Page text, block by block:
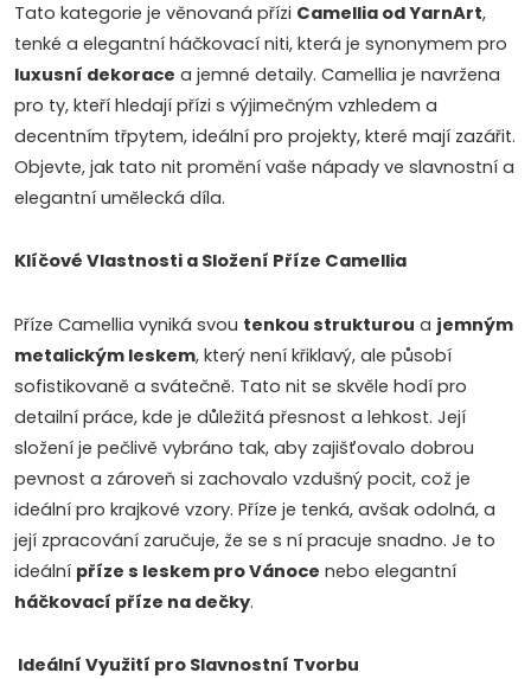
á
d
a
c
í
p
r
v
k
y
v
ý
p
i
Tato kategorie je věnovaná přízi Camellia od YarnArt,
tenké a elegantní háčkovací niti, která je synonymem pro
luxusní dekorace a jemné detaily. Camellia je navržena
pro ty, kteří hledají přízi s výjimečným vzhledem a
decentním třpytem, ideální pro projekty, které mají zazářit.
Objevte, jak tato nit promění vaše nápady ve slavnostní a
elegantní umělecká díla.
Klíčové Vlastnosti a Složení Příze Camellia
Příze Camellia vyniká svou tenkou strukturou a jemným
metalickým leskem, který není křiklavý, ale působí
sofistikovaně a svátečně. Tato nit se skvěle hodí pro
detailní práce, kde je důležitá přesnost a lehkost. Její
složení je pečlivě vybráno tak, aby zajišťovalo dobrou
pevnost a zároveň si zachovalo vzdušný pocit, což je
ideální pro krajkové vzory. Příze je tenká, avšak odolná, a
její zpracování zaručuje, že se s ní pracuje snadno. Je to
ideální příze s leskem pro Vánoce nebo elegantní
háčkovací příze na dečky.
Ideální Využití pro Slavnostní Tvorbu